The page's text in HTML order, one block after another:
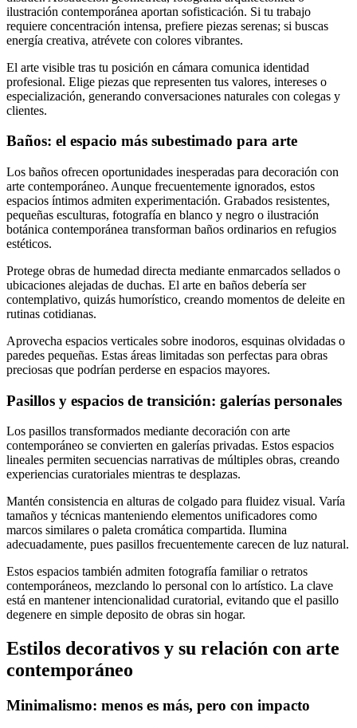
ilustración contemporánea aportan sofisticación. Si tu trabajo
requiere concentración intensa, prefiere piezas serenas; si buscas
energía creativa, atrévete con colores vibrantes.
El arte visible tras tu posición en cámara comunica identidad
profesional. Elige piezas que representen tus valores, intereses o
especialización, generando conversaciones naturales con colegas y
clientes.
Baños: el espacio más subestimado para arte
Los baños ofrecen oportunidades inesperadas para decoración con
arte contemporáneo. Aunque frecuentemente ignorados, estos
espacios íntimos admiten experimentación. Grabados resistentes,
pequeñas esculturas, fotografía en blanco y negro o ilustración
botánica contemporánea transforman baños ordinarios en refugios
estéticos.
Protege obras de humedad directa mediante enmarcados sellados o
ubicaciones alejadas de duchas. El arte en baños debería ser
contemplativo, quizás humorístico, creando momentos de deleite en
rutinas cotidianas.
Aprovecha espacios verticales sobre inodoros, esquinas olvidadas o
paredes pequeñas. Estas áreas limitadas son perfectas para obras
preciosas que podrían perderse en espacios mayores.
Pasillos y espacios de transición: galerías personales
Los pasillos transformados mediante decoración con arte
contemporáneo se convierten en galerías privadas. Estos espacios
lineales permiten secuencias narrativas de múltiples obras, creando
experiencias curatoriales mientras te desplazas.
Mantén consistencia en alturas de colgado para fluidez visual. Varía
tamaños y técnicas manteniendo elementos unificadores como
marcos similares o paleta cromática compartida. Ilumina
adecuadamente, pues pasillos frecuentemente carecen de luz natural.
Estos espacios también admiten fotografía familiar o retratos
contemporáneos, mezclando lo personal con lo artístico. La clave
está en mantener intencionalidad curatorial, evitando que el pasillo
degenere en simple deposito de obras sin hogar.
Estilos decorativos y su relación con arte
contemporáneo
Minimalismo: menos es más, pero con impacto